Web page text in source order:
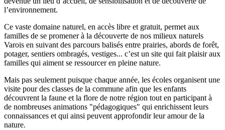
l’environnement.
Ce vaste domaine naturel, en accès libre et gratuit, permet aux
familles de se promener à la découverte de nos milieux naturels
Varois en suivant des parcours balisés entre prairies, abords de forêt,
potager, sentiers ombragés, vestiges... c’est un site qui fait plaisir aux
familles qui aiment se ressourcer en pleine nature.
Mais pas seulement puisque chaque année, les écoles organisent une
visite pour des classes de la commune afin que les enfants
découvrent la faune et la flore de notre région tout en participant à
de nombreuses animations "pédagogiques" qui enrichissent leurs
connaissances et qui ainsi peuvent approfondir leur amour de la
nature.